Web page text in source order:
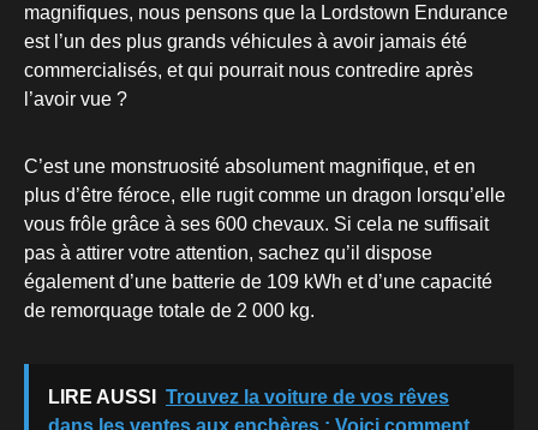
magnifiques, nous pensons que la Lordstown Endurance
est l’un des plus grands véhicules à avoir jamais été
commercialisés, et qui pourrait nous contredire après
l’avoir vue ?
C’est une monstruosité absolument magnifique, et en
plus d’être féroce, elle rugit comme un dragon lorsqu’elle
vous frôle grâce à ses 600 chevaux. Si cela ne suffisait
pas à attirer votre attention, sachez qu’il dispose
également d’une batterie de 109 kWh et d’une capacité
de remorquage totale de 2 000 kg.
LIRE AUSSI
Trouvez la voiture de vos rêves
dans les ventes aux enchères : Voici comment